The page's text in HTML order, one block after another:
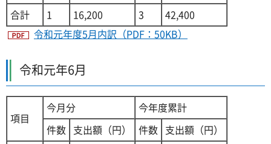
合計
1 16,200 3
42,400
令和元年度5月内訳（PDF：50KB）
令和元年6月
項目
今月分
今年度累計
件数 支出額（円） 件数 支出額（円）